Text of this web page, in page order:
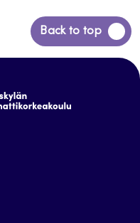
Back to top
Siirry
takaisin